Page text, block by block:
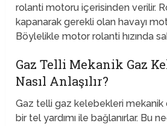
rolanti motoru içerisinden verilir.
kapanarak gerekli olan havayı
Böylelikle motor rolanti hızında
Gaz Telli Mekanik Gaz
Nasıl Anlaşılır?
Gaz telli gaz kelebekleri mekanik
bir tel yardımı ile bağlanırlar. Bu